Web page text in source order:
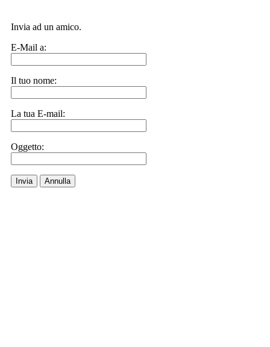
Invia ad un amico.
E-Mail a:
Il tuo nome:
La tua E-mail:
Oggetto:
Invia Annulla